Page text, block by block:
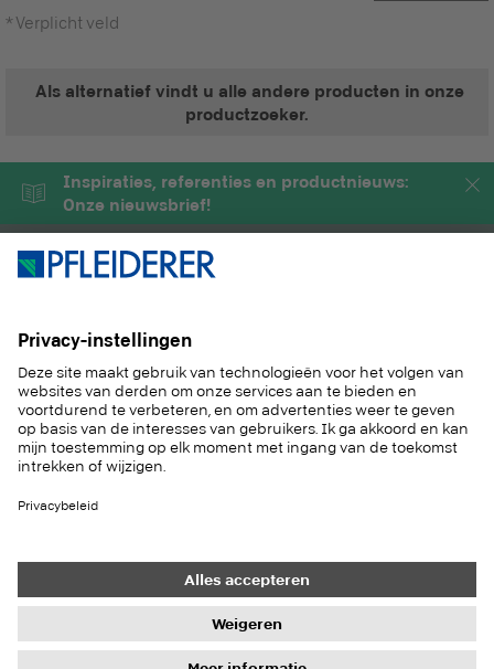
* Verplicht veld
Als alternatief vindt u alle andere producten in onze
productzoeker.
Inspiraties, referenties en productnieuws:
Onze nieuwsbrief!
PRODUCTEN
OPLOSSINGEN
DUURZAAM
SERVICE
CONTACT
Contact Inkoop
Impressum
Instellingen gegevensbeveiliging
Informatieplichten
Algemene voorwaarden Nieuwsbrief